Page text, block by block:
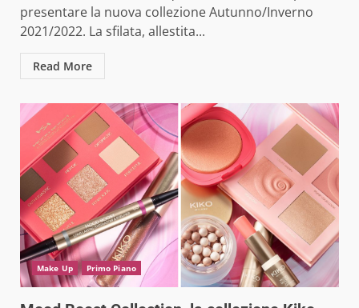
presentare la nuova collezione Autunno/Inverno
2021/2022. La sfilata, allestita...
Read More
Make Up Primo Piano